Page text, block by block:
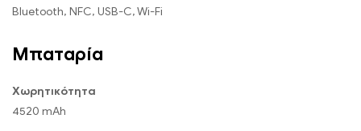
Bluetooth, NFC, USB-C, Wi-Fi
Μπαταρία
Χωρητικότητα
4520 mAh